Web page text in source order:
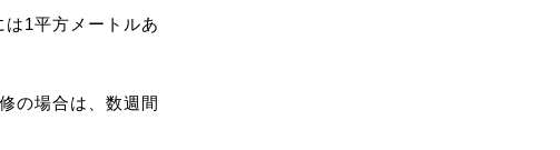
1平方メートルあ
の場合は、数週間